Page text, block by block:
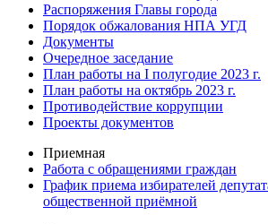
Распоряжения Главы города
Порядок обжалования НПА УГД
Документы
Очередное заседание
План работы на I полугодие 2023 г.
План работы на октябрь 2023 г.
Противодействие коррупции
Проекты документов
Приемная
Работа с обращениями граждан
График приема избирателей
общественной приёмной